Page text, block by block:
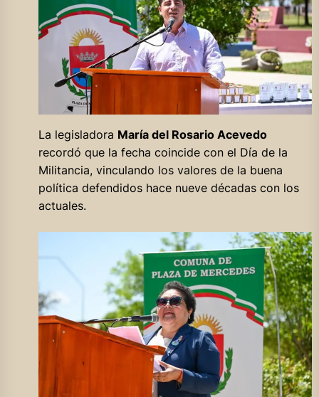
La legisladora María del Rosario Acevedo
recordó que la fecha coincide con el Día de la
Militancia, vinculando los valores de la buena
política defendidos hace nueve décadas con los
actuales.